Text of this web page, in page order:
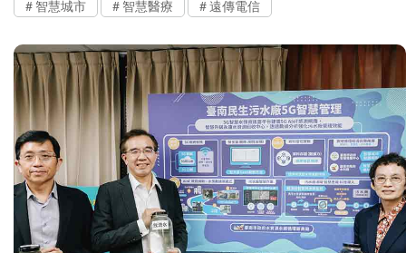
智慧城市 智慧醫療 遠傳電信